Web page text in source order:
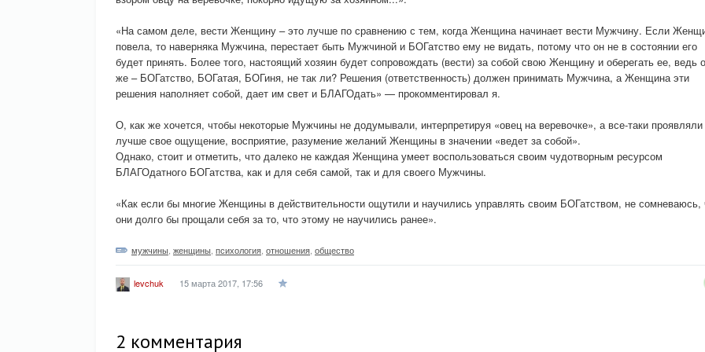
«На самом деле, вести Женщину – это лучше по сравнению с тем, когда Женщина начинает вести Мужчину. Если
повела, то наверняка Мужчина, перестает быть Мужчиной и БОГатство ему не видать, потому что он не в состоянии его
будет принять. Более того, настоящий хозяин будет сопровождать (вести) за собой свою Женщину и оберегать ее, ведь
же – БОГатство, БОГатая, БОГиня, не так ли? Решения (ответственность) должен принимать Мужчина, а Женщина эти
решения наполняет собой, дает им свет и БЛАГОдать» — прокомментировал я.
О, как же хочется, чтобы некоторые Мужчины не додумывали, интерпретируя «овец на веревочке», а все-таки проявляли
лучше свое ощущение, восприятие, разумение желаний Женщины в значении «ведет за собой».
Однако, стоит и отметить, что далеко не каждая Женщина умеет воспользоваться своим чудотворным ресурсом
БЛАГОдатного БОГатства, как и для себя самой, так и для своего Мужчины.
«Как если бы многие Женщины в действительности ощутили и научились управлять своим БОГатством, не сомневаюсь,
они долго бы прощали себя за то, что этому не научились ранее».
мужчины женщины психология отношения общество
levchuk 15 марта 2017, 17:56
2 комментария